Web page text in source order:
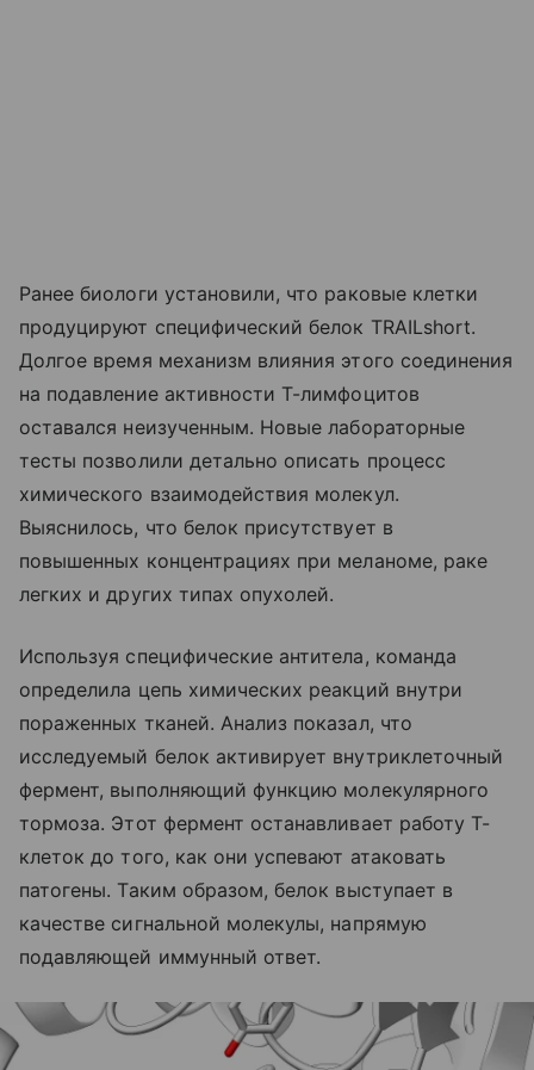
Ранее биологи установили, что раковые клетки
продуцируют специфический белок TRAILshort.
Долгое время механизм влияния этого соединения
на подавление активности Т-лимфоцитов
оставался неизученным. Новые лабораторные
тесты позволили детально описать процесс
химического взаимодействия молекул.
Выяснилось, что белок присутствует в
повышенных концентрациях при меланоме, раке
легких и других типах опухолей.
Используя специфические антитела, команда
определила цепь химических реакций внутри
пораженных тканей. Анализ показал, что
исследуемый белок активирует внутриклеточный
фермент, выполняющий функцию молекулярного
тормоза. Этот фермент останавливает работу Т-
клеток до того, как они успевают атаковать
патогены. Таким образом, белок выступает в
качестве сигнальной молекулы, напрямую
подавляющей иммунный ответ.